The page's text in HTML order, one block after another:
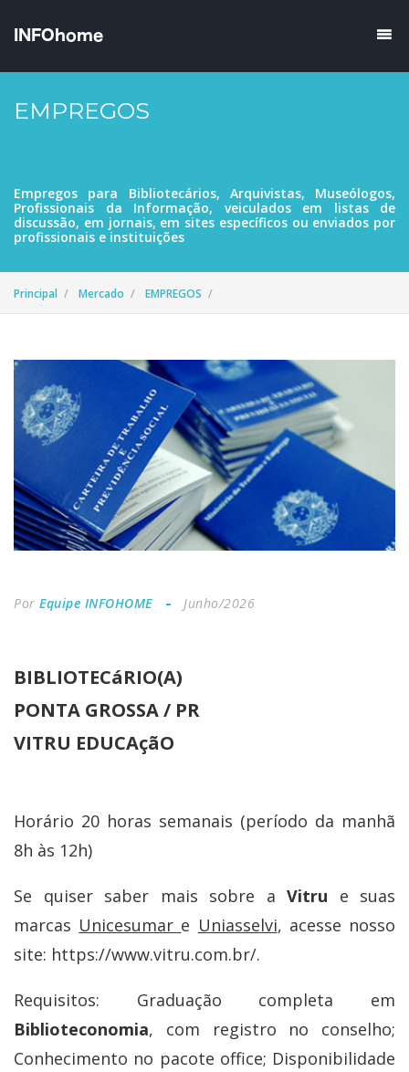
EMPREGOS
Empregos para Bibliotecários, Arquivistas, Museólogos,
Profissionais da Informação, veiculados em listas de
discussão, em jornais, em sites específicos ou enviados por
profissionais e instituições
Principal Mercado EMPREGOS
Por Equipe INFOHOME Junho/2026
BIBLIOTECáRIO(A)
PONTA GROSSA / PR
VITRU EDUCAçãO
Horário 20 horas semanais (período da manhã
8h às 12h)
Se quiser saber mais sobre a Vitru e suas
marcas Unicesumar e Uniasselvi, acesse nosso
site: https://www.vitru.com.br/.
Requisitos: Graduação completa em
Biblioteconomia, com registro no conselho;
Conhecimento no pacote office; Disponibilidade